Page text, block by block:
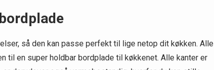
så den kan passe perfekt til lige netop dit køkken. Alle
til en super holdbar bordplade til køkkenet. Alle kanter er